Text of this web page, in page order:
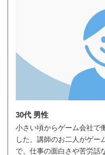
30代 男性
小さい頃からゲーム会社で
した。講師のお二人がゲー
で、仕事の面白さや苦労話